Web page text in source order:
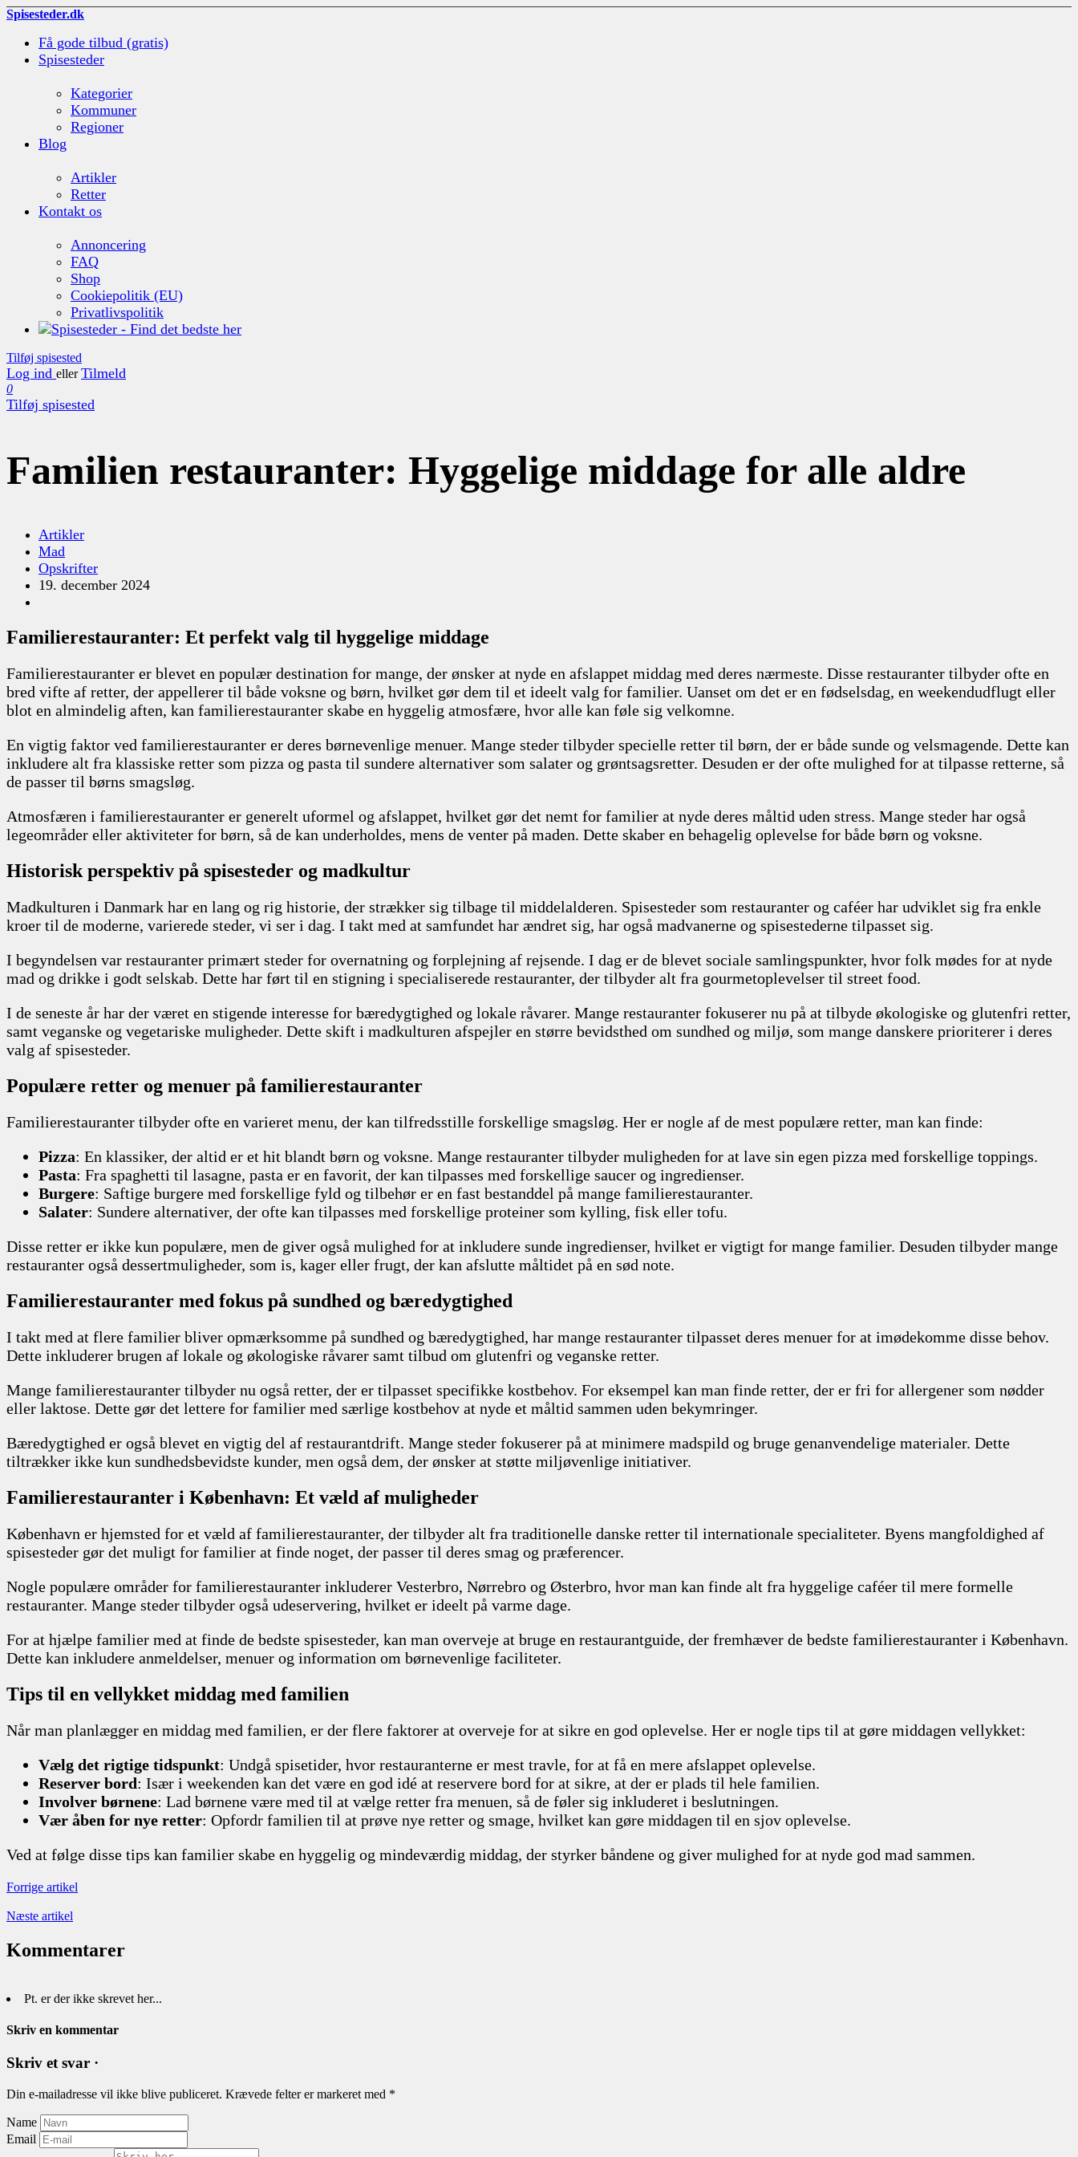
Spisesteder.dk
Få gode tilbud (gratis)
Spisesteder
Kategorier
Kommuner
Regioner
Blog
Artikler
Retter
Kontakt os
Annoncering
FAQ
Shop
Cookiepolitik (EU)
Privatlivspolitik
Tilføj spisested
Log ind eller Tilmeld
0
Tilføj spisested
Familien restauranter: Hyggelige middage for alle aldre
Artikler
Mad
Opskrifter
19. december 2024
Familierestauranter: Et perfekt valg til hyggelige middage
Familierestauranter er blevet en populær destination for mange, der ønsker at nyde en afslappet middag med deres nærmeste. Disse restauranter tilbyder ofte en
bred vifte af retter, der appellerer til både voksne og børn, hvilket gør dem til et ideelt valg for familier. Uanset om det er en fødselsdag, en weekendudflugt eller
blot en almindelig aften, kan familierestauranter skabe en hyggelig atmosfære, hvor alle kan føle sig velkomne.
En vigtig faktor ved familierestauranter er deres børnevenlige menuer. Mange steder tilbyder specielle retter til børn, der er både sunde og velsmagende. Dette kan
inkludere alt fra klassiske retter som pizza og pasta til sundere alternativer som salater og grøntsagsretter. Desuden er der ofte mulighed for at tilpasse retterne, så
de passer til børns smagsløg.
Atmosfæren i familierestauranter er generelt uformel og afslappet, hvilket gør det nemt for familier at nyde deres måltid uden stress. Mange steder har også
legeområder eller aktiviteter for børn, så de kan underholdes, mens de venter på maden. Dette skaber en behagelig oplevelse for både børn og voksne.
Historisk perspektiv på spisesteder og madkultur
Madkulturen i Danmark har en lang og rig historie, der strækker sig tilbage til middelalderen. Spisesteder som restauranter og caféer har udviklet sig fra enkle
kroer til de moderne, varierede steder, vi ser i dag. I takt med at samfundet har ændret sig, har også madvanerne og spisestederne tilpasset sig.
I begyndelsen var restauranter primært steder for overnatning og forplejning af rejsende. I dag er de blevet sociale samlingspunkter, hvor folk mødes for at nyde
mad og drikke i godt selskab. Dette har ført til en stigning i specialiserede restauranter, der tilbyder alt fra gourmetoplevelser til street food.
I de seneste år har der været en stigende interesse for bæredygtighed og lokale råvarer. Mange restauranter fokuserer nu på at tilbyde økologiske og glutenfri retter,
samt veganske og vegetariske muligheder. Dette skift i madkulturen afspejler en større bevidsthed om sundhed og miljø, som mange danskere prioriterer i deres
valg af spisesteder.
Populære retter og menuer på familierestauranter
Familierestauranter tilbyder ofte en varieret menu, der kan tilfredsstille forskellige smagsløg. Her er nogle af de mest populære retter, man kan finde:
Pizza: En klassiker, der altid er et hit blandt børn og voksne. Mange restauranter tilbyder muligheden for at lave sin egen pizza med forskellige toppings.
Pasta: Fra spaghetti til lasagne, pasta er en favorit, der kan tilpasses med forskellige saucer og ingredienser.
Burgere: Saftige burgere med forskellige fyld og tilbehør er en fast bestanddel på mange familierestauranter.
Salater: Sundere alternativer, der ofte kan tilpasses med forskellige proteiner som kylling, fisk eller tofu.
Disse retter er ikke kun populære, men de giver også mulighed for at inkludere sunde ingredienser, hvilket er vigtigt for mange familier. Desuden tilbyder mange
restauranter også dessertmuligheder, som is, kager eller frugt, der kan afslutte måltidet på en sød note.
Familierestauranter med fokus på sundhed og bæredygtighed
I takt med at flere familier bliver opmærksomme på sundhed og bæredygtighed, har mange restauranter tilpasset deres menuer for at imødekomme disse behov.
Dette inkluderer brugen af lokale og økologiske råvarer samt tilbud om glutenfri og veganske retter.
Mange familierestauranter tilbyder nu også retter, der er tilpasset specifikke kostbehov. For eksempel kan man finde retter, der er fri for allergener som nødder
eller laktose. Dette gør det lettere for familier med særlige kostbehov at nyde et måltid sammen uden bekymringer.
Bæredygtighed er også blevet en vigtig del af restaurantdrift. Mange steder fokuserer på at minimere madspild og bruge genanvendelige materialer. Dette
tiltrækker ikke kun sundhedsbevidste kunder, men også dem, der ønsker at støtte miljøvenlige initiativer.
Familierestauranter i København: Et væld af muligheder
København er hjemsted for et væld af familierestauranter, der tilbyder alt fra traditionelle danske retter til internationale specialiteter. Byens mangfoldighed af
spisesteder gør det muligt for familier at finde noget, der passer til deres smag og præferencer.
Nogle populære områder for familierestauranter inkluderer Vesterbro, Nørrebro og Østerbro, hvor man kan finde alt fra hyggelige caféer til mere formelle
restauranter. Mange steder tilbyder også udeservering, hvilket er ideelt på varme dage.
For at hjælpe familier med at finde de bedste spisesteder, kan man overveje at bruge en restaurantguide, der fremhæver de bedste familierestauranter i København.
Dette kan inkludere anmeldelser, menuer og information om børnevenlige faciliteter.
Tips til en vellykket middag med familien
Når man planlægger en middag med familien, er der flere faktorer at overveje for at sikre en god oplevelse. Her er nogle tips til at gøre middagen vellykket:
Vælg det rigtige tidspunkt: Undgå spisetider, hvor restauranterne er mest travle, for at få en mere afslappet oplevelse.
Reserver bord: Især i weekenden kan det være en god idé at reservere bord for at sikre, at der er plads til hele familien.
Involver børnene: Lad børnene være med til at vælge retter fra menuen, så de føler sig inkluderet i beslutningen.
Vær åben for nye retter: Opfordr familien til at prøve nye retter og smage, hvilket kan gøre middagen til en sjov oplevelse.
Ved at følge disse tips kan familier skabe en hyggelig og mindeværdig middag, der styrker båndene og giver mulighed for at nyde god mad sammen.
Forrige artikel
Næste artikel
Kommentarer
Pt. er der ikke skrevet her...
Skriv en kommentar
Skriv et svar ·
Din e-mailadresse vil ikke blive publiceret. Krævede felter er markeret med *
Name
Email